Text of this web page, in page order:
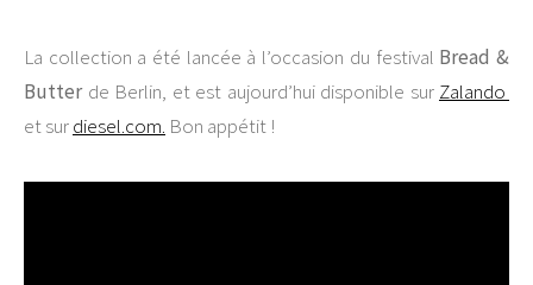
La collection a été lancée à l’occasion du festival Bread &
Butterde Berlin, et est aujourd’hui disponible sur Zalando
et surdiesel.com. Bon appétit !